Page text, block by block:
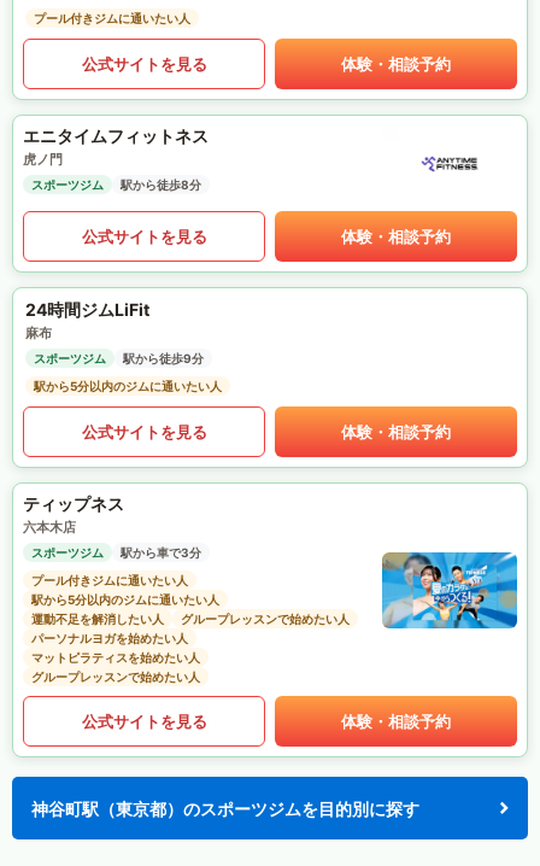
プール付きジムに通いたい人
公式サイトを見る 体験・相談予約
エニタイムフィットネス
虎ノ門
スポーツジム 駅から徒歩8分
公式サイトを見る 体験・相談予約
24時間ジムLiFit
麻布
スポーツジム
駅から徒歩9分
駅から5分以内のジムに通いたい人
公式サイトを見る 体験・相談予約
ティップネス
六本木店
スポーツジム
駅から車で3分
プール付きジムに通いたい人
駅から5分以内のジムに通いたい人
運動不足を解消したい人
グループレッスンで始めたい人
パーソナルヨガを始めたい人
マットピラティスを始めたい人
グループレッスンで始めたい人
公式サイトを見る 体験・相談予約
神谷町駅（東京都）のスポーツジムを目的別に探す